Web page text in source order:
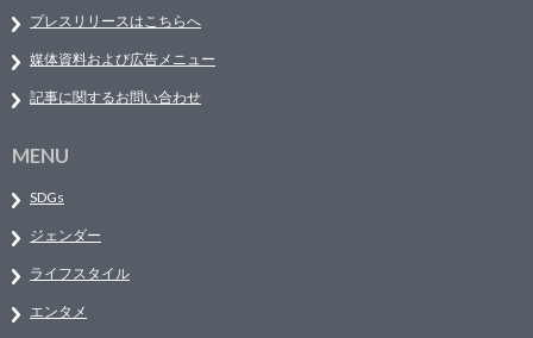
プレスリリースはこちらへ
媒体資料および広告メニュー
記事に関するお問い合わせ
MENU
SDGs
ジェンダー
ライフスタイル
エンタメ